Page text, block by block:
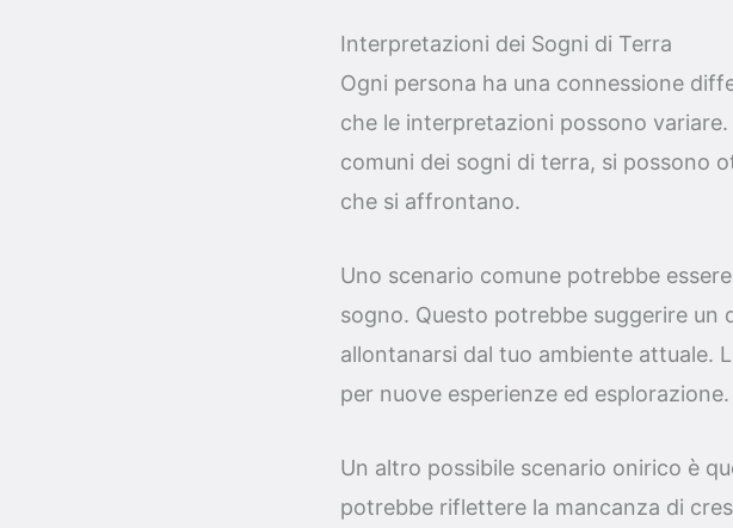
Interpretazioni dei Sogni di Terra
Ogni persona ha una connessione
che le interpretazioni possono
comuni dei sogni di terra, si possono
che si affrontano.
Uno scenario comune potrebbe
sogno. Questo potrebbe suggerire un
allontanarsi dal tuo ambiente attuale.
per nuove esperienze ed esplorazione.
Un altro possibile scenario onirico è
potrebbe riflettere la mancanza di